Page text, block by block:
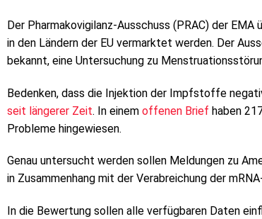
Der Pharmakovigilanz-Ausschuss (PRAC) der
in den Ländern der EU vermarktet werden. Der
bekannt, eine Untersuchung zu
Bedenken, dass die Injektion der Impfstoffe
seit längerer Zeit. In einem offenen Brief haben
Probleme hingewiesen.
Genau untersucht werden sollen Meldungen zu
in Zusammenhang mit der Verabreichung der
In die Bewertung sollen alle verfügbaren Daten